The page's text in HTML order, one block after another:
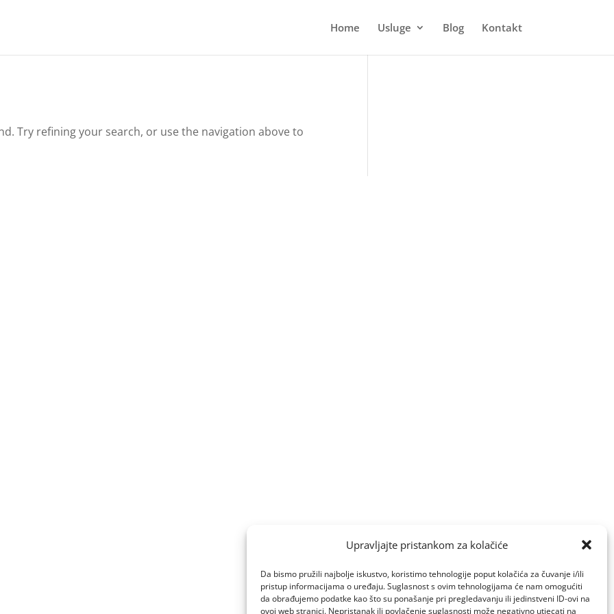
Upravljajte pristankom za kolačiće
Da bismo pružili najbolje iskustvo, koristimo tehnologije poput kolačića za čuvanje i/ili
pristup informacijama o uređaju. Suglasnost s ovim tehnologijama će nam omogućiti
da obrađujemo podatke kao što su ponašanje pri pregledavanju ili jedinstveni ID-ovi na
ovoj web stranici. Nepristanak ili povlačenje suglasnosti može negativno utjecati na
Home Usluge Blog Kontakt
Try refining your search, or use the navigation above to